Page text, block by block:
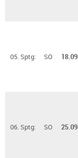
05. Sptg: SO
06. Sptg: SO